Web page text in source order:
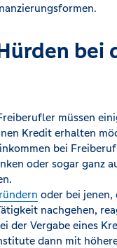
bei
müssen
Kredit erhalten
bei
oder sogar ganz
oder bei jenen,
nachgehen,
Vergabe eines
dann mit